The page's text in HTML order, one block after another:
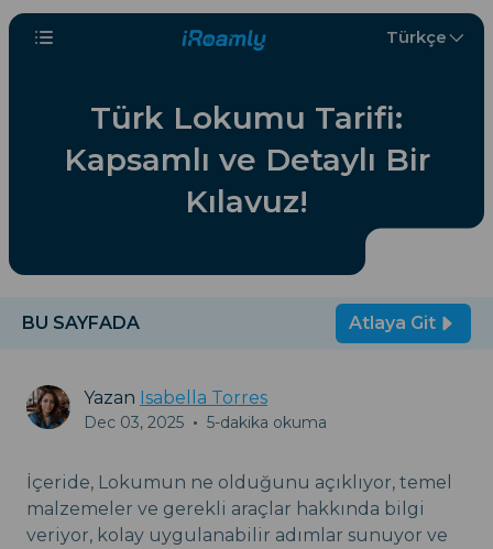
Türkçe
Türk Lokumu Tarifi:
Kapsamlı ve Detaylı Bir
Kılavuz!
BU SAYFADA Atlaya Git
Yazan Isabella Torres
Dec 03, 2025 • 5-dakika okuma
İçeride, Lokumun ne olduğunu açıklıyor, temel
malzemeler ve gerekli araçlar hakkında bilgi
veriyor, kolay uygulanabilir adımlar sunuyor ve